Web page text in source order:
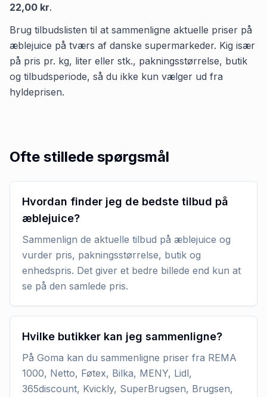
22,00 kr.
Brug tilbudslisten til at sammenligne aktuelle priser på
æblejuice på tværs af danske supermarkeder. Kig især
på pris pr. kg, liter eller stk., pakningsstørrelse, butik
og tilbudsperiode, så du ikke kun vælger ud fra
hyldeprisen.
Ofte stillede spørgsmål
Hvordan finder jeg de bedste tilbud på
æblejuice?
Sammenlign de aktuelle tilbud på æblejuice og
vurder pris, pakningsstørrelse, butik og
enhedspris. Det giver et bedre billede end kun at
se på den samlede pris.
Hvilke butikker kan jeg sammenligne?
På Goma kan du sammenligne priser fra REMA
1000, Netto, Føtex, Bilka, MENY, Lidl,
365discount, Kvickly, SuperBrugsen, Brugsen,